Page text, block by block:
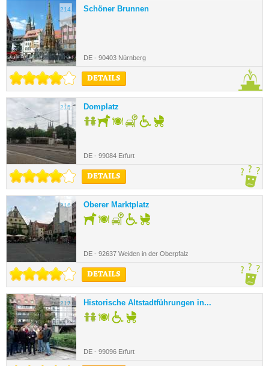
214. Schöner Brunnen
DE - 90403 Nürnberg
DETAILS
215. Domplatz
DE - 99084 Erfurt
DETAILS
216. Oberer Marktplatz
DE - 92637 Weiden in der Oberpfalz
DETAILS
217. Historische Altstadtführungen in...
DE - 99096 Erfurt